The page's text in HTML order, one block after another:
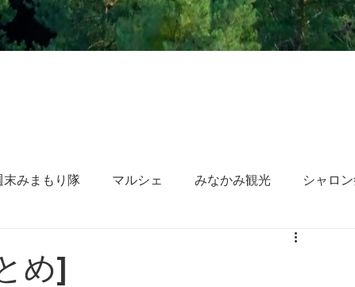
末みまもり隊 マルシェ みなかみ観光 シャロ
fm gunma
め]